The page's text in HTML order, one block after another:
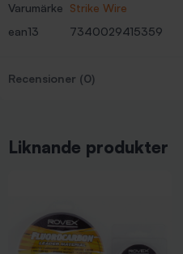
Varumärke Strike Wire
ean13
7340029415359
Recensioner (0)
Liknande produkter